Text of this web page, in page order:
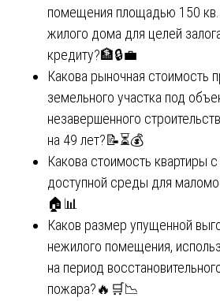
помещения площадью 150
жилого дома для целей
кредиту?🏦🔒💼
Какова рыночная стоимость
земельного участка под
незавершенного
на 49 лет?📝⏳💰
Какова стоимость квартиры
доступной среды для
🏠📊
Каков размер упущенной
нежилого помещения,
на период
пожара?🔥🛒📉